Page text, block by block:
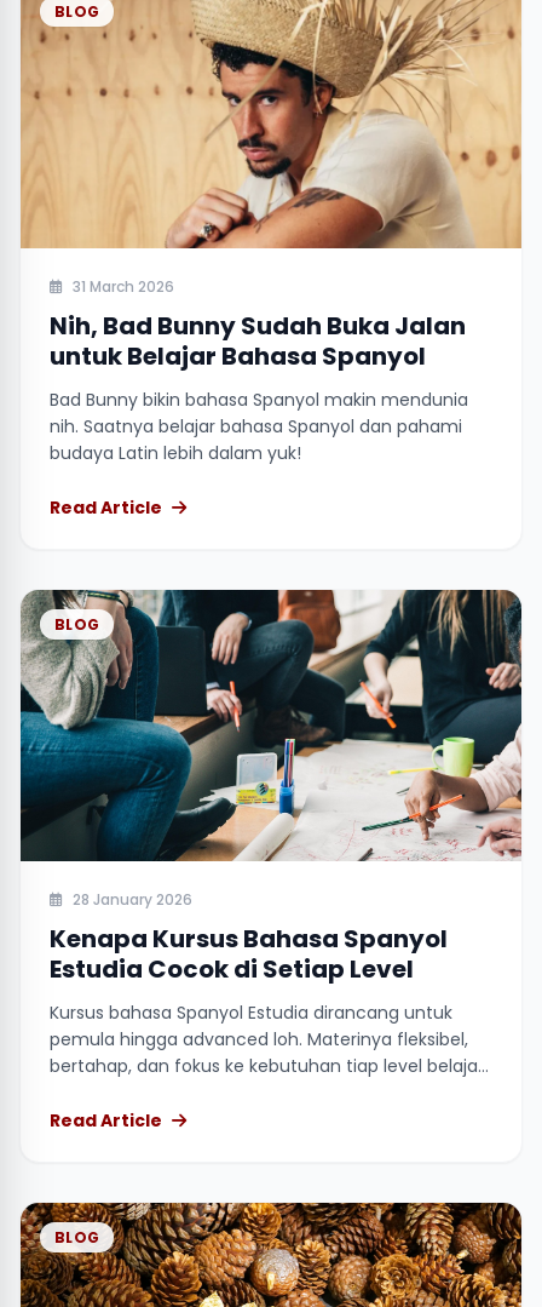
BLOG
31 March 2026
Nih, Bad Bunny Sudah Buka Jalan
untuk Belajar Bahasa Spanyol
Bad Bunny bikin bahasa Spanyol makin mendunia
nih. Saatnya belajar bahasa Spanyol dan pahami
budaya Latin lebih dalam yuk!
Read Article
BLOG
28 January 2026
Kenapa Kursus Bahasa Spanyol
Estudia Cocok di Setiap Level
Kursus bahasa Spanyol Estudia dirancang untuk
pemula hingga advanced loh. Materinya fleksibel,
bertahap, dan fokus ke kebutuhan tiap level belajar
Read Article
BLOG